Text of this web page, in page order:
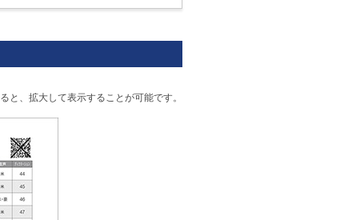
と、拡大して表示することが可能です。